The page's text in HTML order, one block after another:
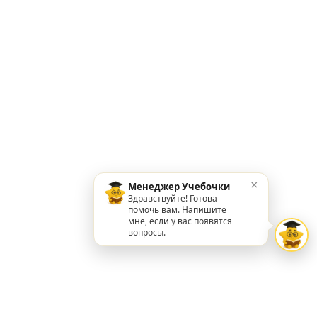
Менеджер Учебочки
Здравствуйте! Готова
помочь вам. Напишите
мне, если у вас появятся
вопросы.
×